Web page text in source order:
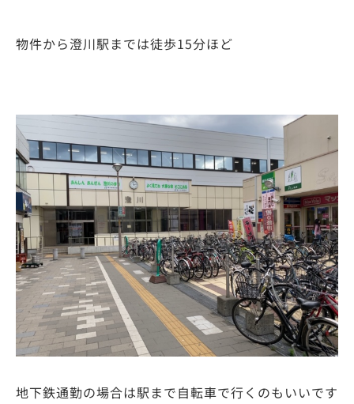
物件から澄川駅までは徒歩15分ほど
地下鉄通勤の場合は駅まで自転車で行くのもいいです